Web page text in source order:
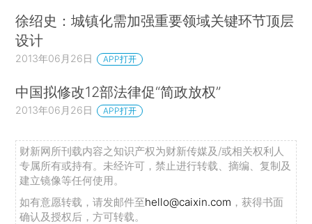
徐绍史：城镇化需加强重要领域关键环节顶层
设计
2013年06月26日 APP打开
中国拟修改12部法律促“简政放权”
2013年06月26日 APP打开
财新网所刊载内容之知识产权为财新传媒及/或相关权利人
专属所有或持有。未经许可，禁止进行转载、摘编、复制及
建立镜像等任何使用。
如有意愿转载，请发邮件至hello@caixin.com ，获得书面
确认及授权后，方可转载。